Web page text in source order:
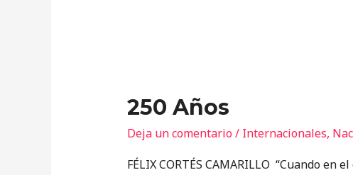
250 Años
Deja un comentario/ Internacionales,
FÉLIX CORTÉS CAMARILLO “Cuando